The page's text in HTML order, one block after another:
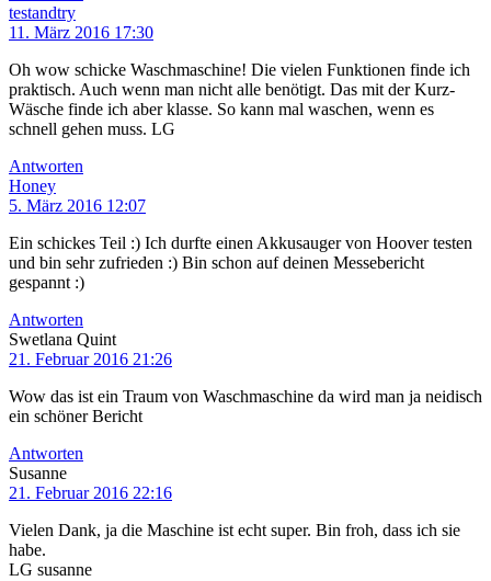
testandtry
11. März 2016 17:30
Oh wow schicke Waschmaschine! Die vielen Funktionen finde ich
praktisch. Auch wenn man nicht alle benötigt. Das mit der Kurz-
Wäsche finde ich aber klasse. So kann mal waschen, wenn es
schnell gehen muss. LG
Antworten
Honey
5. März 2016 12:07
Ein schickes Teil :) Ich durfte einen Akkusauger von Hoover testen
und bin sehr zufrieden :) Bin schon auf deinen Messebericht
gespannt :)
Antworten
Swetlana Quint
21. Februar 2016 21:26
Wow das ist ein Traum von Waschmaschine da wird man ja neidisch
ein schöner Bericht
Antworten
Susanne
21. Februar 2016 22:16
Vielen Dank, ja die Maschine ist echt super. Bin froh, dass ich sie
habe.
LG susanne